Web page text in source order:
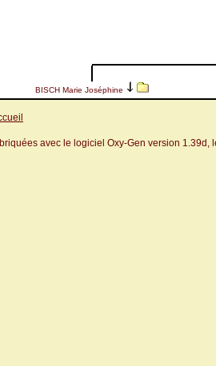
BISCH Marie Joséphine
avec le logiciel Oxy-Gen version 1.39d,